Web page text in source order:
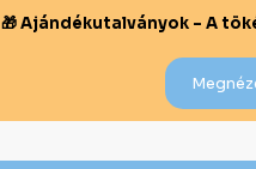
🎁 Ajándékutalványok – A